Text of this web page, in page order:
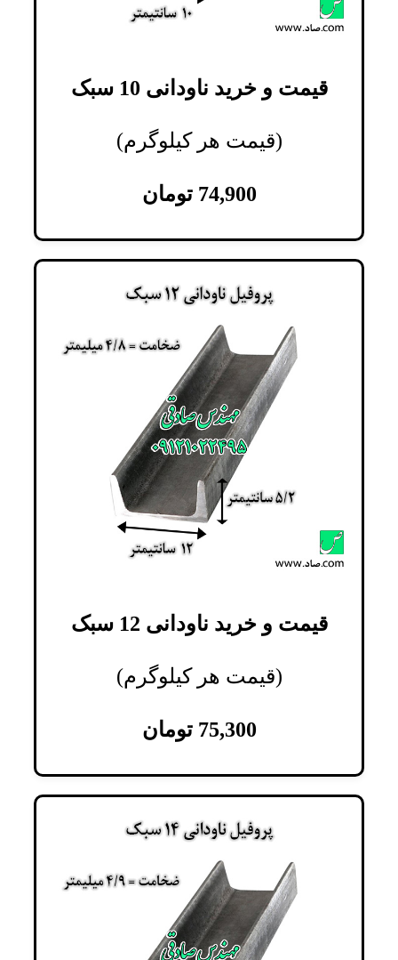
قیمت و خرید ناودانی 10 سبک
(قیمت هر کیلوگرم)
74,900 تومان
قیمت و خرید ناودانی 12 سبک
(قیمت هر کیلوگرم)
75,300 تومان